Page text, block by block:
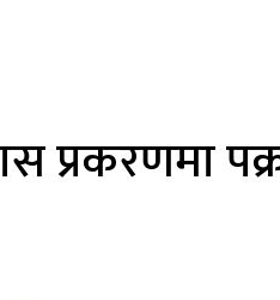
प्रकरणमा